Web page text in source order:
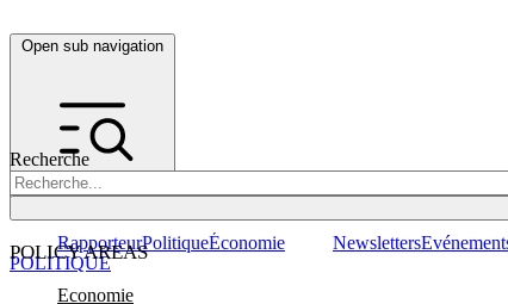
Open sub navigation
Recherche
POLICY AREAS
Economie
RapporteurPolitiqueÉconomie Newsletters
POLITIQUE